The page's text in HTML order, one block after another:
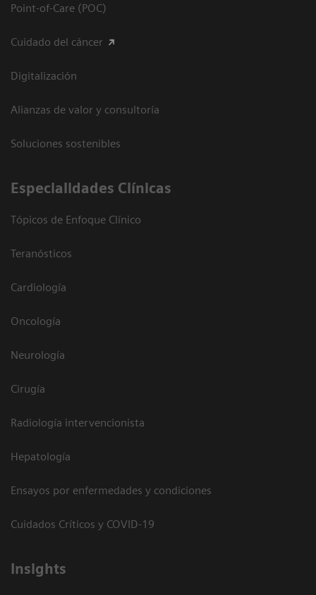
Point-of-Care (POC)
Cuidado del cáncer
Digitalización
Alianzas de valor y consultoría
Soluciones sostenibles
Especialidades Clínicas
Tópicos de Enfoque Clínico
Teranósticos
Cardiología
Oncología
Neurología
Cirugía
Radiología intervencionista
Hepatología
Ensayos por enfermedades y condiciones
Cuidados Críticos y COVID-19
Insights